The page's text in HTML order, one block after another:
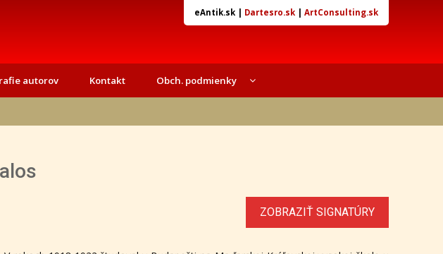
eAntik.sk| Dartesro.sk| ArtConsulting.sk
autorov Kontakt Obch. podmienky
ZOBRAZIŤ SIGNATÚRY